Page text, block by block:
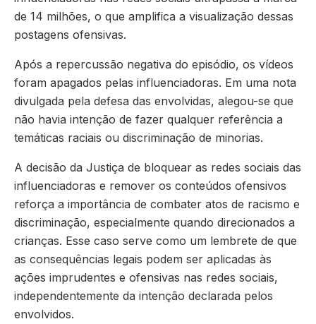
de 14 milhões, o que amplifica a visualização dessas
postagens ofensivas.
Após a repercussão negativa do episódio, os vídeos
foram apagados pelas influenciadoras. Em uma nota
divulgada pela defesa das envolvidas, alegou-se que
não havia intenção de fazer qualquer referência a
temáticas raciais ou discriminação de minorias.
A decisão da Justiça de bloquear as redes sociais das
influenciadoras e remover os conteúdos ofensivos
reforça a importância de combater atos de racismo e
discriminação, especialmente quando direcionados a
crianças. Esse caso serve como um lembrete de que
as consequências legais podem ser aplicadas às
ações imprudentes e ofensivas nas redes sociais,
independentemente da intenção declarada pelos
envolvidos.